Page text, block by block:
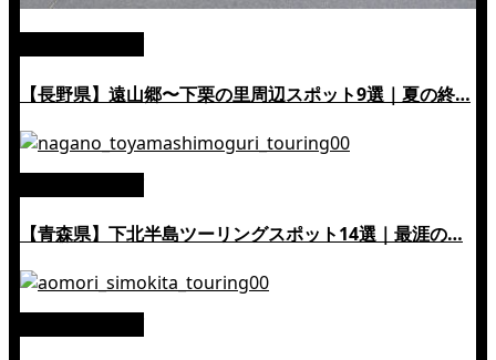
【長野県】遠山郷〜下栗の里周辺スポット9選｜夏の終…
【青森県】下北半島ツーリングスポット14選｜最涯の…